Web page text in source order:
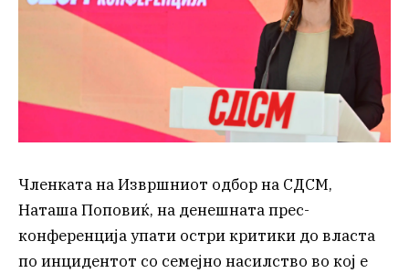
Членката на Извршниот одбор на СДСМ,
Наташа Поповиќ, на денешната прес-
конференција упати остри критики до власта
по инцидентот со семејно насилство во кој е